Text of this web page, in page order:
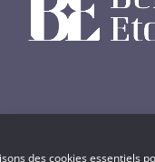
des cookies essentiels